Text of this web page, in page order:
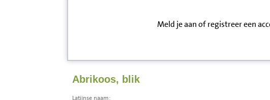
Meld je aan of registreer een
Abrikoos, blik
Latijnse naam: